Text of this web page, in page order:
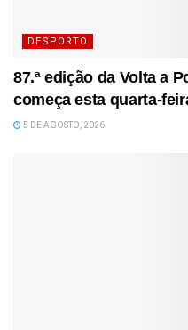
DESPORTO
87.ª edição da Volta a
começa esta quarta-
5 DE AGOSTO, 2026